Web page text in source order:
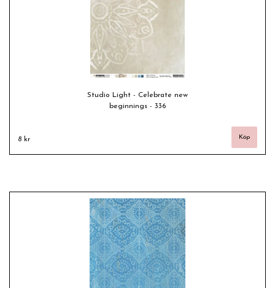
Studio Light - Celebrate new
beginnings - 336
8 kr